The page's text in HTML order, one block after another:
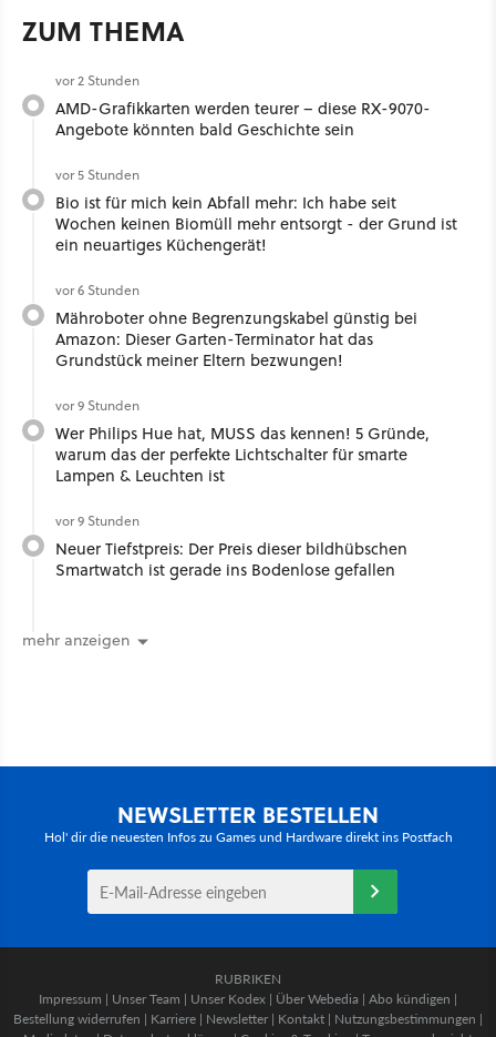
ZUM THEMA
vor 2 Stunden
AMD-Grafikkarten werden teurer – diese RX-9070-
Angebote könnten bald Geschichte sein
vor 5 Stunden
Bio ist für mich kein Abfall mehr: Ich habe seit
Wochen keinen Biomüll mehr entsorgt - der Grund ist
ein neuartiges Küchengerät!
vor 6 Stunden
Mähroboter ohne Begrenzungskabel günstig bei
Amazon: Dieser Garten-Terminator hat das
Grundstück meiner Eltern bezwungen!
vor 9 Stunden
Wer Philips Hue hat, MUSS das kennen! 5 Gründe,
warum das der perfekte Lichtschalter für smarte
Lampen & Leuchten ist
vor 9 Stunden
Neuer Tiefstpreis: Der Preis dieser bildhübschen
Smartwatch ist gerade ins Bodenlose gefallen
mehr anzeigen
NEWSLETTER BESTELLEN
Hol' dir die neuesten Infos zu Games und Hardware direkt ins Postfach
RUBRIKEN
Impressum | Unser Team | Unser Kodex | Über Webedia | Abo kündigen |
Bestellung widerrufen | Karriere | Newsletter | Kontakt | Nutzungsbestimmungen |